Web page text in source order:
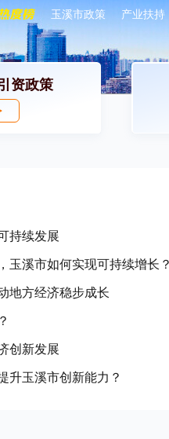
玉溪市政策 产业扶持
资政策
持续发展
玉溪市如何实现可持续增长？
地方经济稳步成长
创新发展
升玉溪市创新能力？